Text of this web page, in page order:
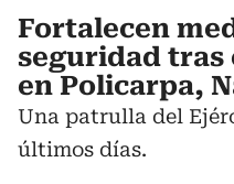
Fortalecen
seguridad
en Policarpa,
Una patrulla del
últimos días.